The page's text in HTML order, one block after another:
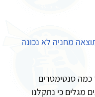
מחניה לא נכונה
כמה סנטימטרים
מגלים כי נתקלנו